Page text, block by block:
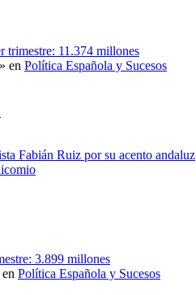
trimestre: 11.374 millones
» en Política Española y Sucesos
Fabián Ruiz por su acento andaluz
3.899 millones
en Política Española y Sucesos